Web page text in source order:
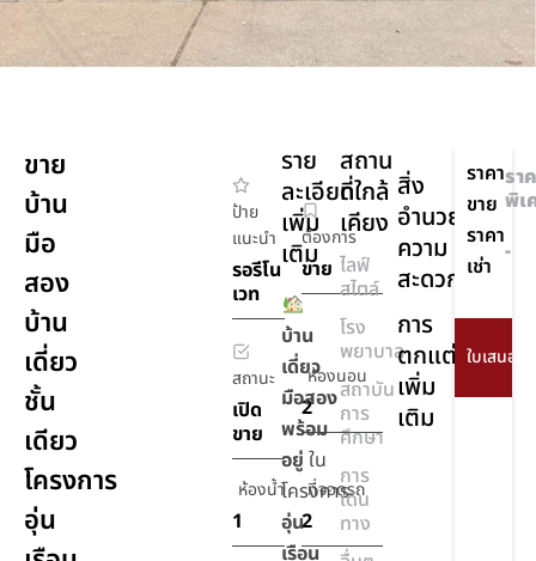
ขาย
บ้าน
มือ
สอง
บ้าน
เดี่ยว
ชั้น
เดียว
โครงการ
อุ่น
ป้าย
แนะนำ
รอรีโน
เวท
ต้องการ
ขาย
สถานะ
เปิด
ขาย
ห้องนอน
2
ห้องน้ำ
1
ที่จอดรถ
2
ราย
ละเอียด
เพิ่ม
เติม
บ้าน
เดี่ยว
มือสอง
พร้อม
อยู่ ใน
โครงการ
อุ่น
เรือน
สถาน
ที่ใกล้
เคียง
ไลฟ์
สไตล์
โรง
พยาบาล
สถาบัน
การ
ศึกษา
การ
เดิน
ทาง
สิ่ง
อำนวย
ความ
สะดวก
การ
ตกแต่ง
เพิ่ม
เติม
ราคา
ขาย
รา
พิเ
ราคา
เช่า
-